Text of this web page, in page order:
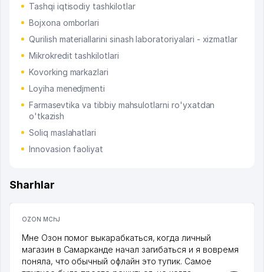
Tashqi iqtisodiy tashkilotlar
Bojxona omborlari
Qurilish materiallarini sinash laboratoriyalari - xizmatlar
Mikrokredit tashkilotlari
Kovorking markazlari
Loyiha menedjmenti
Farmasevtika va tibbiy mahsulotlarni ro'yxatdan
o'tkazish
Soliq maslahatlari
Innovasion faoliyat
Sharhlar
OZON MChJ
Мне Озон помог выкарабкаться, когда личный
магазин в Самарканде начал загибаться и я вовремя
поняла, что обычный офлайн это тупик. Самое